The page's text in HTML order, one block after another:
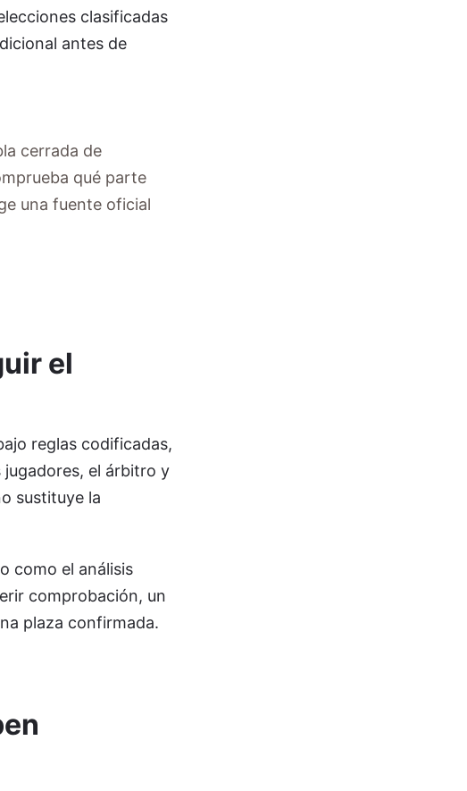
clasificadas
antes de
cerrada de
qué parte
una fuente oficial
el
reglas codificadas,
el árbitro y
sustituye la
como el análisis
comprobación, un
plaza confirmada.